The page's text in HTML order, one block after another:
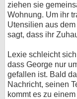
ziehen sie
Wohnung. Um ihr
Utensilien aus
sagt, dass ihr
Lexie schleicht
dass George nur
gefallen ist. Bald
Nachricht, seinen
kommt es zu